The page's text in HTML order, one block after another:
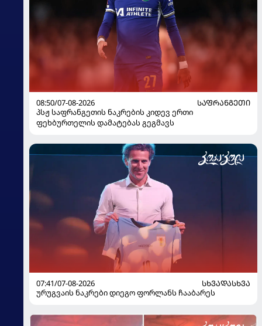
08:50/07-08-2026
ᲡᲐᲤᲠᲐᲜᲒᲔᲗᲘ
პსჟ საფრანგეთის ნაკრების კიდევ ერთი
ფეხბურთელის დამატებას გეგმავს
07:41/07-08-2026
ᲡᲮᲕᲐᲓᲐᲡᲮᲕᲐ
ურუგვაის ნაკრები დიეგო ფორლანს ჩააბარეს